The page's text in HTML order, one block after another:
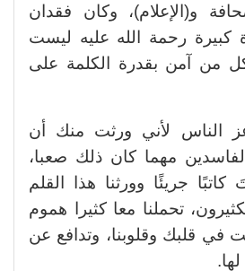
و(الإعلام)، وكان فقدان
رحمة الله عليه ليست
من آمن بقدرة الكلمة على
الناس لأني ورثت منك أن
مهما كان ذلك صعبا،
جريئًا وورثنا هذا القلم
تحملنا معا كثيرا هموم
قلبك وقلوبنا، وتدافع عن